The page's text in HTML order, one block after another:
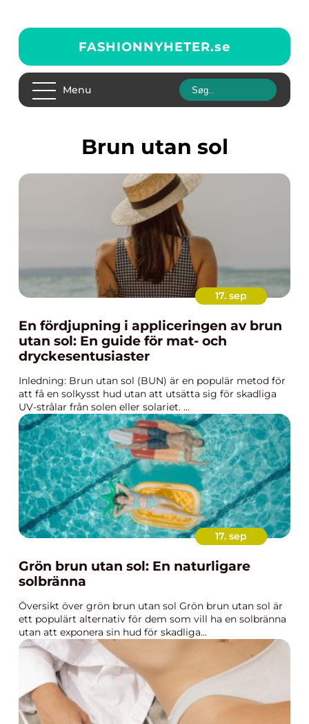
FASHIONNYHETER.se
Menu
Brun utan sol
17. sep
En fördjupning i appliceringen av brun
utan sol: En guide för mat- och
dryckesentusiaster
Inledning: Brun utan sol (BUN) är en populär metod för
att få en solkysst hud utan att utsätta sig för skadliga
UV-strålar från solen eller solariet. ...
17. sep
Grön brun utan sol: En naturligare
solbränna
Översikt över grön brun utan sol Grön brun utan sol är
ett populärt alternativ för dem som vill ha en solbränna
utan att exponera sin hud för skadliga...